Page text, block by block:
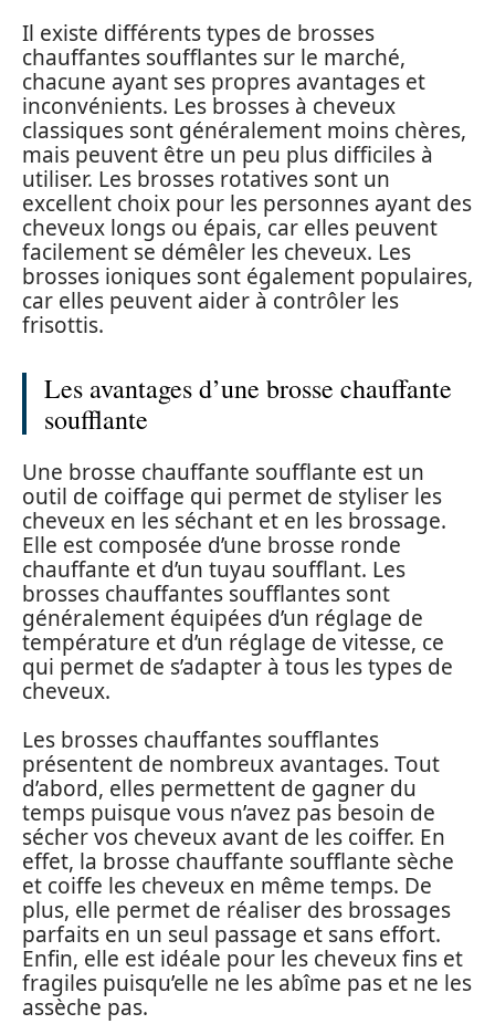
Il existe différents types de brosses
chauffantes soufflantes sur le marché,
chacune ayant ses propres avantages et
inconvénients. Les brosses à cheveux
classiques sont généralement moins chères,
mais peuvent être un peu plus difficiles à
utiliser. Les brosses rotatives sont un
excellent choix pour les personnes ayant des
cheveux longs ou épais, car elles peuvent
facilement se démêler les cheveux. Les
brosses ioniques sont également populaires,
car elles peuvent aider à contrôler les
frisottis.
Les avantages d’une brosse chauffante
soufflante
Une brosse chauffante soufflante est un
outil de coiffage qui permet de styliser les
cheveux en les séchant et en les brossage.
Elle est composée d’une brosse ronde
chauffante et d’un tuyau soufflant. Les
brosses chauffantes soufflantes sont
généralement équipées d’un réglage de
température et d’un réglage de vitesse, ce
qui permet de s’adapter à tous les types de
cheveux.
Les brosses chauffantes soufflantes
présentent de nombreux avantages. Tout
d’abord, elles permettent de gagner du
temps puisque vous n’avez pas besoin de
sécher vos cheveux avant de les coiffer. En
effet, la brosse chauffante soufflante sèche
et coiffe les cheveux en même temps. De
plus, elle permet de réaliser des brossages
parfaits en un seul passage et sans effort.
Enfin, elle est idéale pour les cheveux fins et
fragiles puisqu’elle ne les abîme pas et ne les
assèche pas.